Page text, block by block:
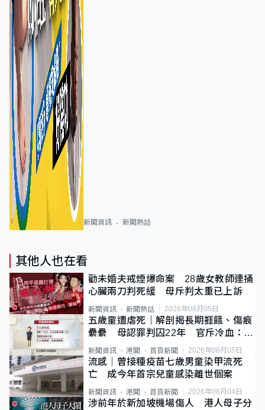
新聞資訊 新聞熱話
其他人也在看
勸未婚夫戒煙爆命案 28歲女教師連捅
心臟兩刀判死緩 母斥判太重已上訴
新聞資訊 新聞熱話 2026年08月05日
五歲童遭虐死｜解剖揭長期捱餓、傷痕
纍纍 母認罪判囚22年 官斥冷血：同
類案最惡劣
新聞資訊 港聞 首頁新聞 2026年08月05日
流感｜曾接種疫苗七歲男童染甲流死
亡 成今年首宗兒童感染離世個案
新聞資訊 港聞 首頁新聞 2026年08月04日
涉前年於新加坡機場傷人 港人母子分